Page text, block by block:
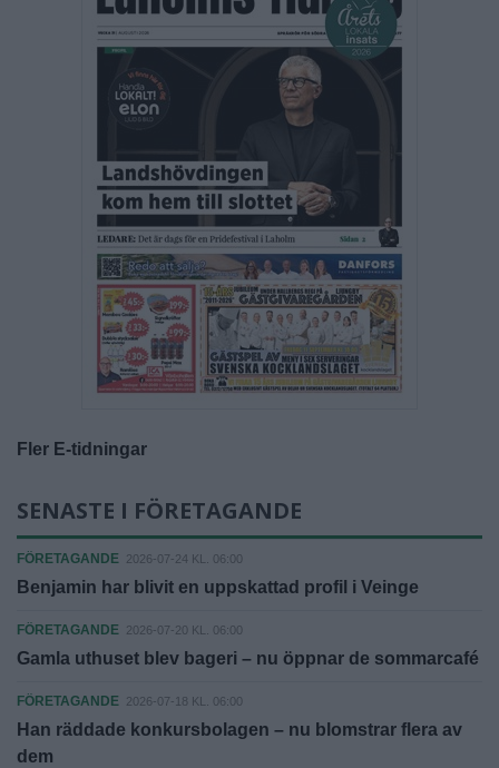
Fler E-tidningar
SENASTE I FÖRETAGANDE
FÖRETAGANDE 2026-07-24 KL. 06:00
Benjamin har blivit en uppskattad profil i Veinge
FÖRETAGANDE 2026-07-20 KL. 06:00
Gamla uthuset blev bageri – nu öppnar de sommarcafé
FÖRETAGANDE 2026-07-18 KL. 06:00
Han räddade konkursbolagen – nu blomstrar flera av
dem